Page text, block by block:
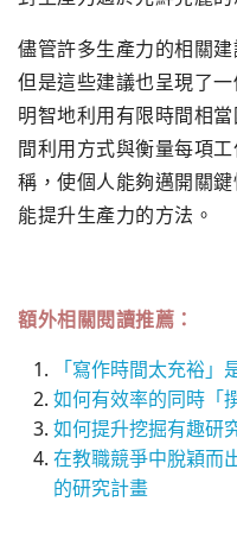
儘管許多生產力的相關
但是這些建議也呈現了
明智地利用有限時間相
間利用方式與衡量每項
稱，使個人能夠邁開關
能提升生產力的方法。
額外相關閱讀推薦：
「寫作時間太充裕」
如何有效率的同時「
如何提升挖掘有趣研
在教職競爭中脫穎而
的研究計畫